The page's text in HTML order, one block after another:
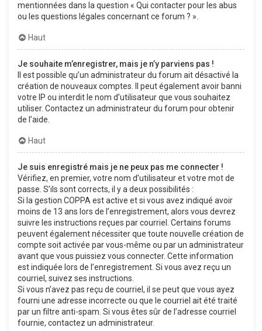
mentionnées dans la question « Qui contacter pour les abus
ou les questions légales concernant ce forum ? ».
Haut
Je souhaite m’enregistrer, mais je n’y parviens pas !
Il est possible qu’un administrateur du forum ait désactivé la
création de nouveaux comptes. Il peut également avoir banni
votre IP ou interdit le nom d’utilisateur que vous souhaitez
utiliser. Contactez un administrateur du forum pour obtenir
de l’aide.
Haut
Je suis enregistré mais je ne peux pas me connecter !
Vérifiez, en premier, votre nom d’utilisateur et votre mot de
passe. S’ils sont corrects, il y a deux possibilités :
Si la gestion COPPA est active et si vous avez indiqué avoir
moins de 13 ans lors de l’enregistrement, alors vous devrez
suivre les instructions reçues par courriel. Certains forums
peuvent également nécessiter que toute nouvelle création de
compte soit activée par vous-même ou par un administrateur
avant que vous puissiez vous connecter. Cette information
est indiquée lors de l’enregistrement. Si vous avez reçu un
courriel, suivez ses instructions.
Si vous n’avez pas reçu de courriel, il se peut que vous ayez
fourni une adresse incorrecte ou que le courriel ait été traité
par un filtre anti-spam. Si vous êtes sûr de l’adresse courriel
fournie, contactez un administrateur.